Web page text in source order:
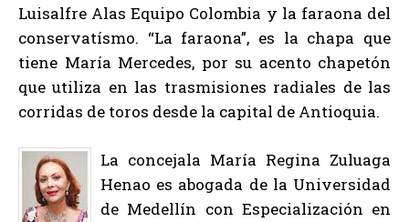
Luisalfre Alas Equipo Colombia y la faraona del
conservatísmo. “La faraona”, es la chapa que
tiene María Mercedes, por su acento chapetón
que utiliza en las trasmisiones radiales de las
corridas de toros desde la capital de Antioquia.
La concejala María Regina Zuluaga
Henao es abogada de la Universidad
de Medellín con Especialización en